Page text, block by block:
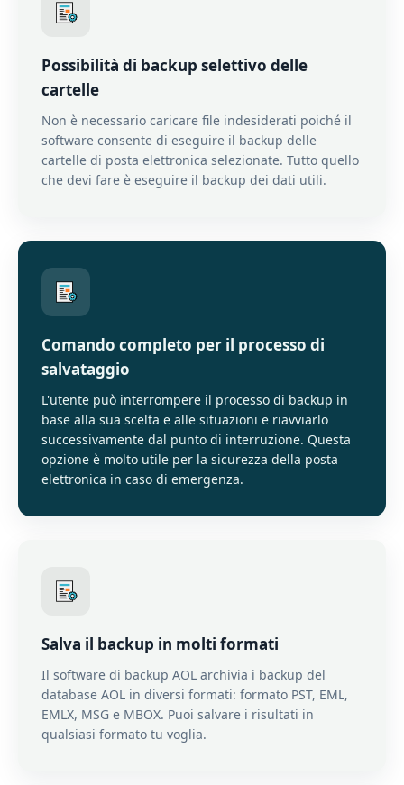
Possibilità di backup selettivo delle
cartelle
Non è necessario caricare file indesiderati poiché il
software consente di eseguire il backup delle
cartelle di posta elettronica selezionate. Tutto quello
che devi fare è eseguire il backup dei dati utili.
Comando completo per il processo di
salvataggio
L'utente può interrompere il processo di backup in
base alla sua scelta e alle situazioni e riavviarlo
successivamente dal punto di interruzione. Questa
opzione è molto utile per la sicurezza della posta
elettronica in caso di emergenza.
Salva il backup in molti formati
Il software di backup AOL archivia i backup del
database AOL in diversi formati: formato PST, EML,
EMLX, MSG e MBOX. Puoi salvare i risultati in
qualsiasi formato tu voglia.